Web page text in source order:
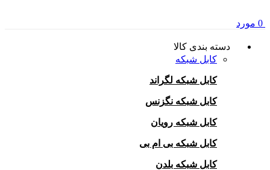
0 مورد
دسته بندی کالا
کابل شبکه
کابل شبکه لگراند
کابل شبکه نگزنس
کابل شبکه رویان
کابل شبکه بی ام بی
کابل شبکه بلدن